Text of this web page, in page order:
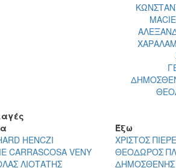
Έξω
HENCZI
ΧΡΙΣΤΟΣ
CARRASCOSA VENY
ΘΕΟΔΩΡΟΣ
ΛΙΟΤΑΤΗΣ